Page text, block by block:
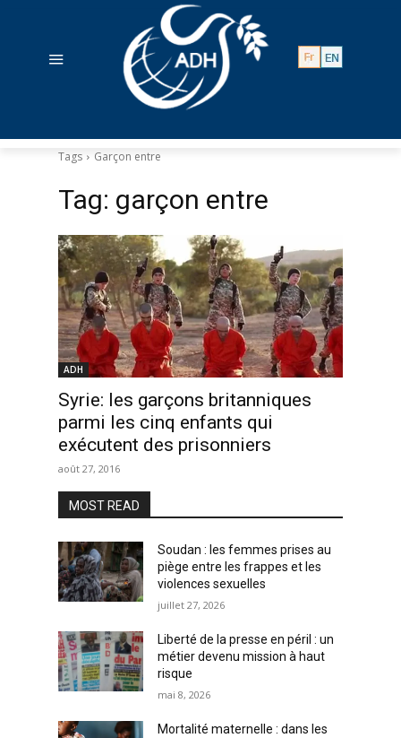
Tags Garçon entre
Tag: garçon entre
ADH
Syrie: les garçons britanniques
parmi les cinq enfants qui
exécutent des prisonniers
août 27, 2016
MOST READ
Soudan : les femmes prises au
piège entre les frappes et les
violences sexuelles
juillet 27, 2026
Liberté de la presse en péril : un
métier devenu mission à haut
risque
mai 8, 2026
Mortalité maternelle : dans les